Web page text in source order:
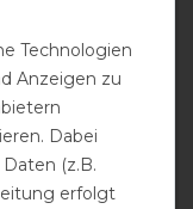
Track Air Flow
boots
79,90 €
*
Technologien
Anzeigen zu
Dabei
(z.B.
erfolgt